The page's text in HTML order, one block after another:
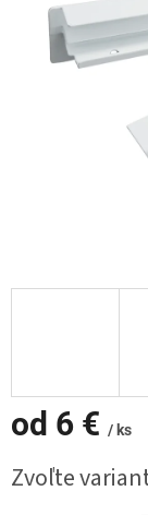
od 6 € / ks
cena:
Zvoľte